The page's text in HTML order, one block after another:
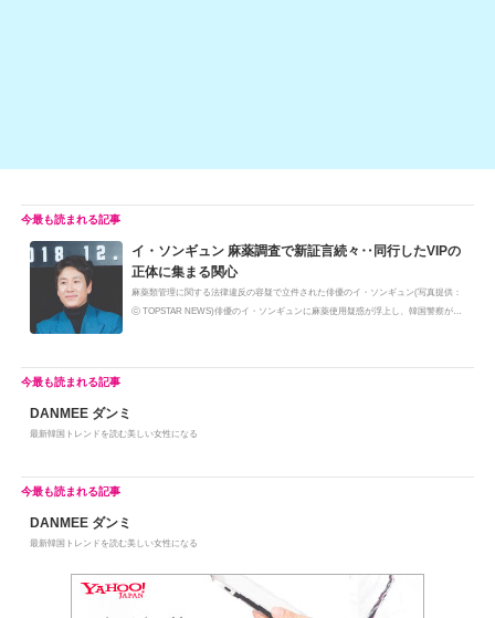
イ・ソンギュン 麻薬調査で新証言続々‥同行したVIPの
正体に集まる関心
麻薬類管理に関する法律違反の容疑で立件された俳優のイ・ソンギュン(写真提供：
ⓒ TOPSTAR NEWS)俳優のイ・ソンギュンに麻薬使用疑惑が浮上し、韓国警察が
DANMEE ダンミ
最新韓国トレンドを読む美しい女性になる
DANMEE ダンミ
最新韓国トレンドを読む美しい女性になる